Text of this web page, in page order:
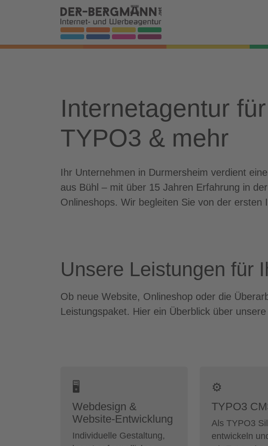
Skip to main navigation
Zum Hauptinhalt springen
Skip to page footer
Internetagentur
TYPO3 & mehr
Ihr Unternehmen in Durmersheim verdient
aus Bühl – mit über 15 Jahren Erfahrung in
Onlineshops. Wir begleiten Sie von der
Unsere Leistungen für
Ob neue Website, Onlineshop oder die
Leistungspaket. Hier ein Überblick über
🖥
Webdesign &
Website-Entwicklung
Individuelle Gestaltung,
⚙️
TYPO3
Als TYPO3
entwickeln